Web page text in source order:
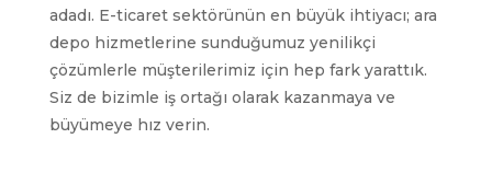
adadı. E-ticaret sektörünün en büyük ihtiyacı; ara
depo hizmetlerine sunduğumuz yenilikçi
çözümlerle müşterilerimiz için hep fark yarattık.
Siz de bizimle iş ortağı olarak kazanmaya ve
büyümeye hız verin.